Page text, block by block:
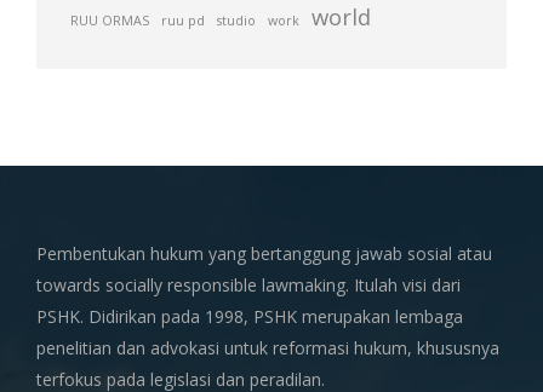
RUU ORMAS ruu pd studio work world
Pembentukan hukum yang bertanggung jawab sosial atau
towards socially responsible lawmaking. Itulah visi dari
PSHK. Didirikan pada 1998, PSHK merupakan lembaga
penelitian dan advokasi untuk reformasi hukum, khususnya
terfokus pada legislasi dan peradilan.